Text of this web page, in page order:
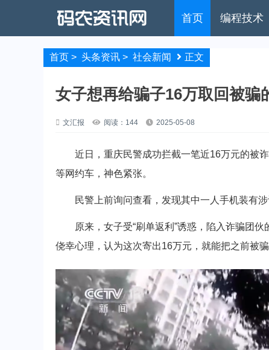
首页 编程技术
首页 > 头条资讯 > 社会新闻 正文
女子想再给骗子16万取回被骗
文汇报 阅读：144 2025-05-08
近日，重庆民警成功拦截一笔近16万元的被诈
等网约车，神色紧张。
民警上前询问查看，发现其中一人手机装有涉
原来，女子受“刷单返利”诱惑，陷入诈骗团伙
侥幸心理，认为这次寄出16万元，就能把之前被